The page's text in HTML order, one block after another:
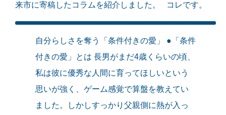
来市に寄稿したコラムを紹介しました。
コレです。
自分らしさを奪う「条件付きの愛」 ●「条件
付きの愛」とは 長男がまだ4歳くらいの頃、
私は彼に優秀な人間に育ってほしいという
思いが強く、ゲーム感覚で算盤を教えてい
ました。しかしすっかり父親側に熱が入っ